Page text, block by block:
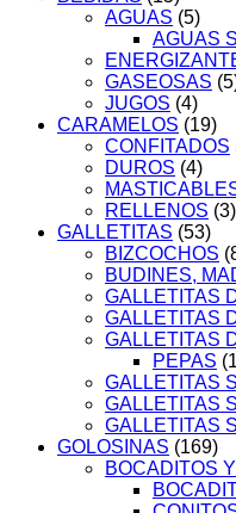
AGUAS (5)
AGUAS
GASEOSAS
JUGOS (4)
CARAMELOS (19)
CONFITADOS
DUROS (4)
RELLENOS (3)
GALLETITAS (53)
BIZCOCHOS
BUDINES,
GALLETITAS
GALLETITAS
GALLETITAS
PEPAS
GALLETITAS
GALLETITAS
GALLETITAS
GOLOSINAS (169)
BOCADITOS